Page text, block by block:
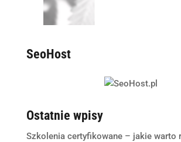
SeoHost
Ostatnie wpisy
Szkolenia certyfikowane – jakie warto